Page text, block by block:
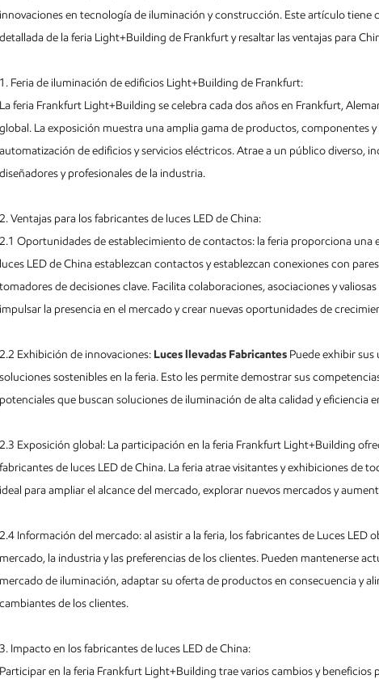
innovaciones en tecnología de iluminación y construcción. Este artículo
detallada de la feria Light+Building de Frankfurt y resaltar las ventajas para
1. Feria de iluminación de edificios Light+Building de Frankfurt:
La feria Frankfurt Light+Building se celebra cada dos años en Frankfurt,
global. La exposición muestra una amplia gama de productos, componentes
automatización de edificios y servicios eléctricos. Atrae a un público diverso,
diseñadores y profesionales de la industria.
2. Ventajas para los fabricantes de luces LED de China:
2.1 Oportunidades de establecimiento de contactos: la feria proporciona una
luces LED de China establezcan contactos y establezcan conexiones con
tomadores de decisiones clave. Facilita colaboraciones, asociaciones y
impulsar la presencia en el mercado y crear nuevas oportunidades de
2.2 Exhibición de innovaciones: Luces llevadas Fabricantes Puede exhibir
soluciones sostenibles en la feria. Esto les permite demostrar sus
potenciales que buscan soluciones de iluminación de alta calidad y eficiencia
2.3 Exposición global: La participación en la feria Frankfurt Light+Building
fabricantes de luces LED de China. La feria atrae visitantes y exhibiciones de
ideal para ampliar el alcance del mercado, explorar nuevos mercados y
2.4 Información del mercado: al asistir a la feria, los fabricantes de Luces LED
mercado, la industria y las preferencias de los clientes. Pueden mantenerse
mercado de iluminación, adaptar su oferta de productos en consecuencia y
cambiantes de los clientes.
3. Impacto en los fabricantes de luces LED de China:
Participar en la feria Frankfurt Light+Building trae varios cambios y beneficios